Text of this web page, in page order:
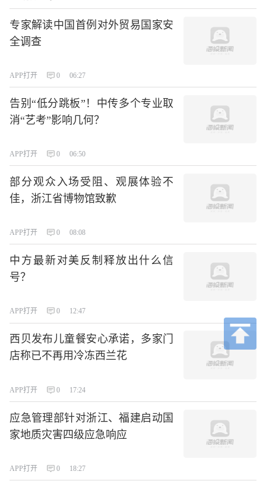
专家解读中国首例对外贸易国家安
全调查
APP打开 0 06:27
告别“低分跳板”！中传多个专业取
消“艺考”影响几何？
APP打开 0 06:50
部分观众入场受阻、观展体验不
佳，浙江省博物馆致歉
APP打开 0 08:08
中方最新对美反制释放出什么信
号？
APP打开 0 12:47
西贝发布儿童餐安心承诺，多家门
店称已不再用冷冻西兰花
APP打开 0 17:24
应急管理部针对浙江、福建启动国
家地质灾害四级应急响应
APP打开 0 18:27